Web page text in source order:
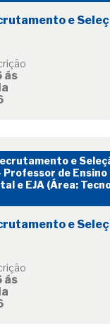
e
ás
e
Professor de
e EJA (Área:
e
ás